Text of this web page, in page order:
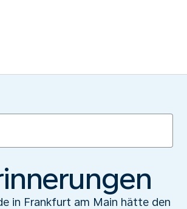
in Frankfurt am Main hätte den